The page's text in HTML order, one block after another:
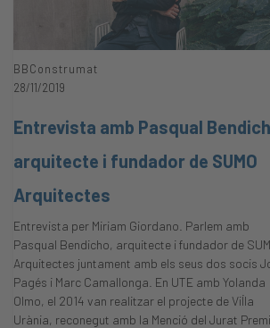
BBConstrumat
28/11/2019
Entrevista amb Pasqual
arquitecte i fundador de SUMO
Arquitectes
Entrevista per Miriam Giordano. Parlem amb
Pasqual Bendicho, arquitecte i fundador de
Arquitectes juntament amb els seus dos socis
Pagés i Marc Camallonga. En UTE amb Yolanda
Olmo, el 2014 van realitzar el projecte de Vil·la
Urània, reconegut amb la Menció del Jurat